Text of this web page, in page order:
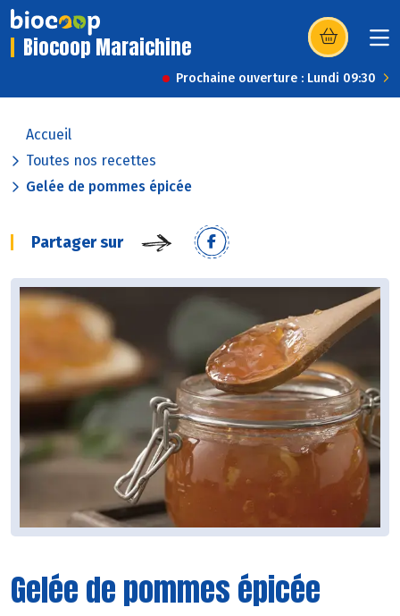
Biocoop Maraichine (s’ouvre dans
Prochaine ouverture : Lundi 09:30
Accueil
Toutes nos recettes
Gelée de pommes épicée
Partager sur
Gelée de pommes épicée